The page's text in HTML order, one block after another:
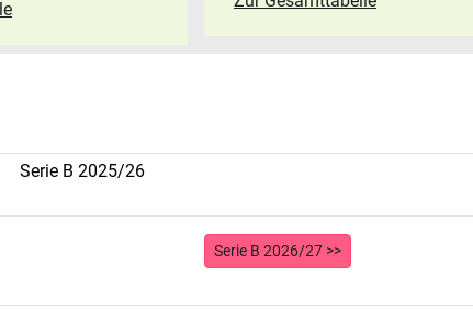
Serie B 2025/26
Serie B 2026/27 >>